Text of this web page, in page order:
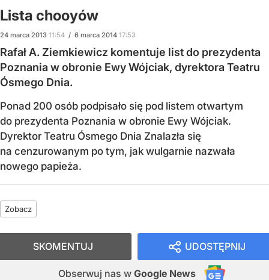
Lista chooyów
24 marca 2013 11:54 / 6 marca 2014 17:53
Rafał A. Ziemkiewicz komentuje list do prezydenta
Poznania w obronie Ewy Wójciak, dyrektora Teatru
Ósmego Dnia.
Ponad 200 osób podpisało się pod listem otwartym
do prezydenta Poznania w obronie Ewy Wójciak.
Dyrektor Teatru Ósmego Dnia Znalazła się
na cenzurowanym po tym, jak wulgarnie nazwała
nowego papieża.
Zobacz
UDOSTĘPNIJ
Obserwuj nas w Google News
SKOMENTUJ